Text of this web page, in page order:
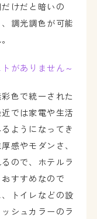
けだと暗いの
調光調色が可能
がありません～
色で統一された
では家電や生活
ようになってき
感やモダンさ、
ので、ホテルラ
すすめなので
トイレなどの設
シュカラーのラ